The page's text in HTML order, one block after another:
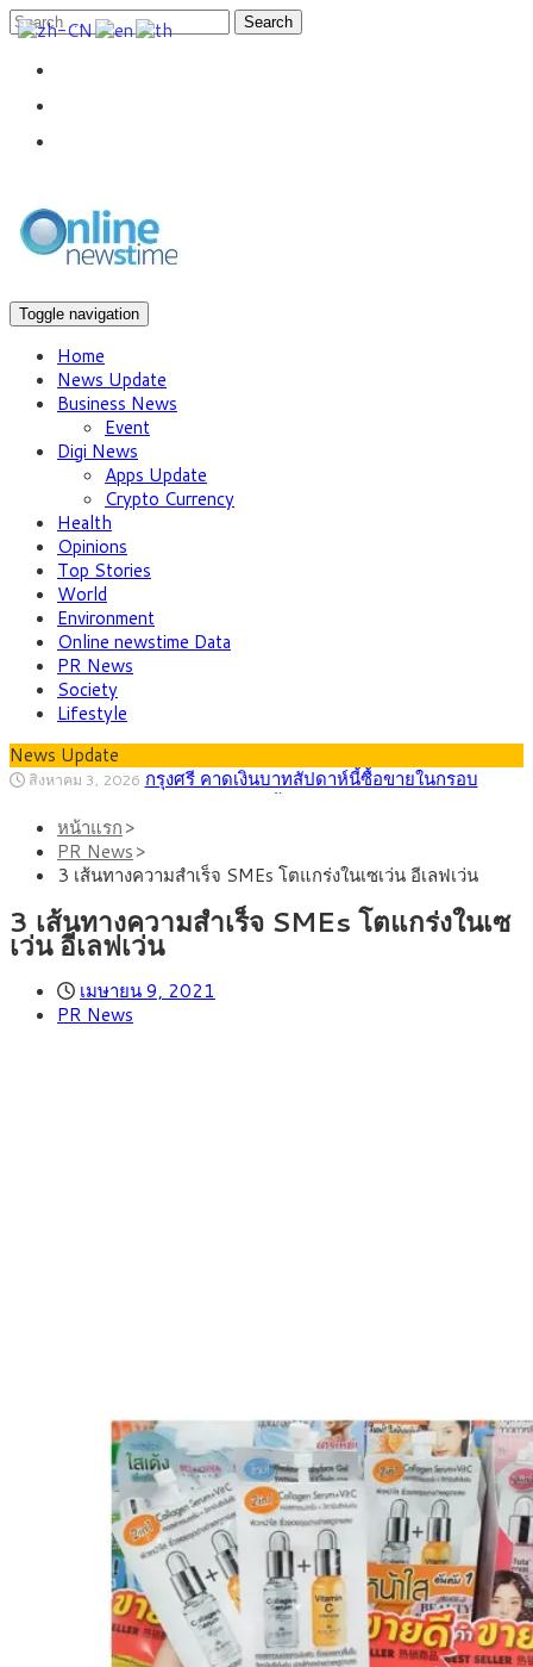
Search
Toggle navigation
Home
News Update
Business News
Event
Digi News
Apps Update
Crypto Currency
Health
Opinions
Top Stories
World
Environment
Online newstime Data
PR News
Society
Lifestyle
News Update
สิงหาคม 3, 2026 กรุงศรี คาดเงินบาทสัปดาห์นี้ซื้อขายในกรอบ
ปล่อยเช่ารายวัน ร้านอาหารและเครื่องดื่ม ซาลอน พบต่างด้าวผิด
กฎหมายเข้าข่ายสุ่มเสี่ยงนอมินี
สิงหาคม 10, 2026
32.80-33.40 ลุ้นเงินเฟ้อสหรัฐฯหลังจ้างงานแผ่ว
สิงหาคม 6, 2026 บีโอไอขานรับระเบียบใหม่ Data Center เดินหน้า
ปรับเกณฑ์ คัดเข้มโครงการตอบโจทย์ประเทศ
สิงหาคม 5, 2026 ครม.ไฟเขียวหลักการ ร่าง พ.ร.ฎ. เปิดทาง รฟม.เดิน
หน้ารถไฟฟ้าสงขลา โมโนเรล 12.54 กม. เชื่อมเมืองหาดใหญ่
สิงหาคม 4, 2026 สธ.ชี้ รพ.รัฐแบกรับผู้ป่วยบัตรทอง 87% แต่ได้งบ
รายหัวเพียง 2,618 บาท เสนอทบทวนจัดสรรงบให้สอดคล้องภาระ
งานจริง
หน้าแรก
PR News
3 เส้นทางความสำเร็จ SMEs โตแกร่งในเซเว่น อีเลฟเว่น
3 เส้นทางความสำเร็จ SMEs โตแกร่งในเซ
เว่น อีเลฟเว่น
เมษายน 9, 2021
PR News